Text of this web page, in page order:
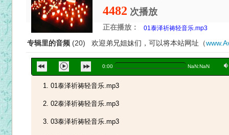
4482 次播放
正在播放：
专辑里的音频 (20) 欢迎弟兄姐妹们，可以将本站网址（
0:00 NaN:NaN a
01泰泽祈祷轻音乐.mp3
01泰泽祈祷轻音乐.mp3
02泰泽祈祷轻音乐.mp3
03泰泽祈祷轻音乐.mp3